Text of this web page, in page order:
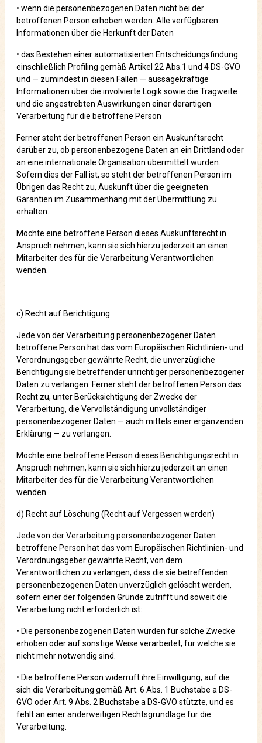
• wenn die personenbezogenen Daten nicht bei der
betroffenen Person erhoben werden: Alle verfügbaren
Informationen über die Herkunft der Daten
• das Bestehen einer automatisierten Entscheidungsfindung
einschließlich Profiling gemäß Artikel 22 Abs.1 und 4 DS-GVO
und — zumindest in diesen Fällen — aussagekräftige
Informationen über die involvierte Logik sowie die Tragweite
und die angestrebten Auswirkungen einer derartigen
Verarbeitung für die betroffene Person
Ferner steht der betroffenen Person ein Auskunftsrecht
darüber zu, ob personenbezogene Daten an ein Drittland oder
an eine internationale Organisation übermittelt wurden.
Sofern dies der Fall ist, so steht der betroffenen Person im
Übrigen das Recht zu, Auskunft über die geeigneten
Garantien im Zusammenhang mit der Übermittlung zu
erhalten.
Möchte eine betroffene Person dieses Auskunftsrecht in
Anspruch nehmen, kann sie sich hierzu jederzeit an einen
Mitarbeiter des für die Verarbeitung Verantwortlichen
wenden.
c) Recht auf Berichtigung
Jede von der Verarbeitung personenbezogener Daten
betroffene Person hat das vom Europäischen Richtlinien- und
Verordnungsgeber gewährte Recht, die unverzügliche
Berichtigung sie betreffender unrichtiger personenbezogener
Daten zu verlangen. Ferner steht der betroffenen Person das
Recht zu, unter Berücksichtigung der Zwecke der
Verarbeitung, die Vervollständigung unvollständiger
personenbezogener Daten — auch mittels einer ergänzenden
Erklärung — zu verlangen.
Möchte eine betroffene Person dieses Berichtigungsrecht in
Anspruch nehmen, kann sie sich hierzu jederzeit an einen
Mitarbeiter des für die Verarbeitung Verantwortlichen
wenden.
d) Recht auf Löschung (Recht auf Vergessen werden)
Jede von der Verarbeitung personenbezogener Daten
betroffene Person hat das vom Europäischen Richtlinien- und
Verordnungsgeber gewährte Recht, von dem
Verantwortlichen zu verlangen, dass die sie betreffenden
personenbezogenen Daten unverzüglich gelöscht werden,
sofern einer der folgenden Gründe zutrifft und soweit die
Verarbeitung nicht erforderlich ist:
• Die personenbezogenen Daten wurden für solche Zwecke
erhoben oder auf sonstige Weise verarbeitet, für welche sie
nicht mehr notwendig sind.
• Die betroffene Person widerruft ihre Einwilligung, auf die
sich die Verarbeitung gemäß Art. 6 Abs. 1 Buchstabe a DS-
GVO oder Art. 9 Abs. 2 Buchstabe a DS-GVO stützte, und es
fehlt an einer anderweitigen Rechtsgrundlage für die
Verarbeitung.